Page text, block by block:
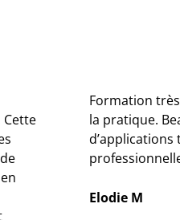
Cette
Formation
la pratique.
Elodie M